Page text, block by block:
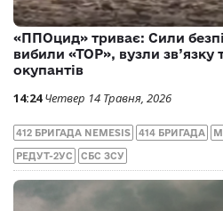
«ППОцид» триває: Сили
вибили «ТОР», вузли
окупантів
14:24 Четвер 14 Травня, 2026
412 БРИГАДА NEMESIS 414 БРИГАДА
РЕДУТ-2УС СБС ЗСУ